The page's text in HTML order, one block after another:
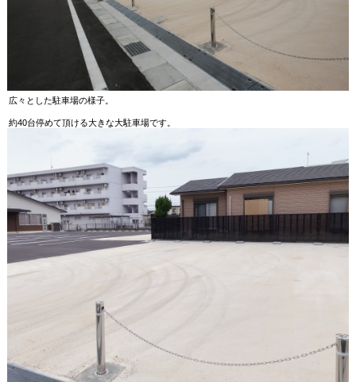
広々とした駐車場の様子。
約40台停めて頂ける大きな大駐車場です。